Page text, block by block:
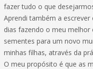
fazer tudo o que
Aprendi também a
dias fazendo o meu
sementes para um novo
minhas filhas, através da
O meu propósito é que as